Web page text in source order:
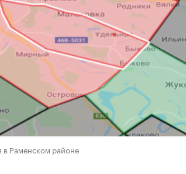
в Раменском районе